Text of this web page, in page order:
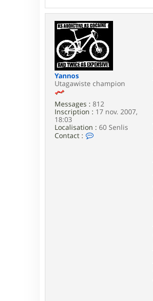
n
t
a
c
t
e
r
i
d
f
6
9
1
Yannos
Utagawiste champion
Messages : 812
Inscription : 17 nov. 2007,
18:03
Localisation : 60 Senlis
Contact :